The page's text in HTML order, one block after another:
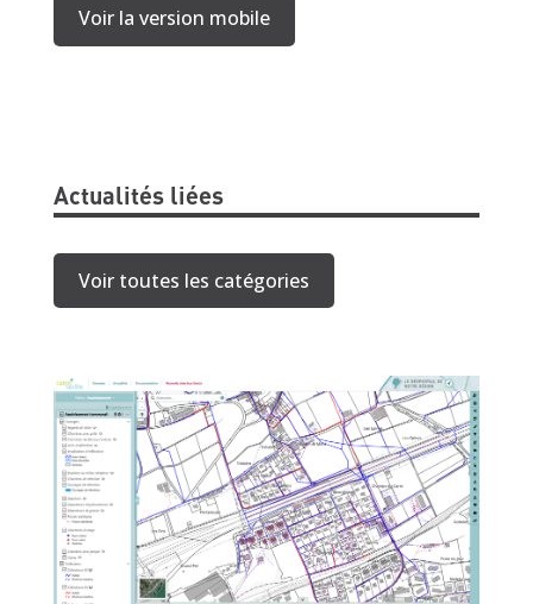
Voir la version mobile
Actualités liées
Voir toutes les catégories